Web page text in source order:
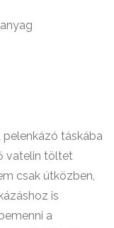
pelenkázó táskába
vatelin töltet
csak útközben,
is
a